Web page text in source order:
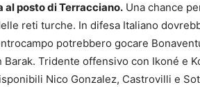
al posto di Terracciano. Una chance
reti turche. In difesa Italiano
potrebbero gocare
Barak. Tridente offensivo con Ikoné e
Nico Gonzalez, Castrovilli e